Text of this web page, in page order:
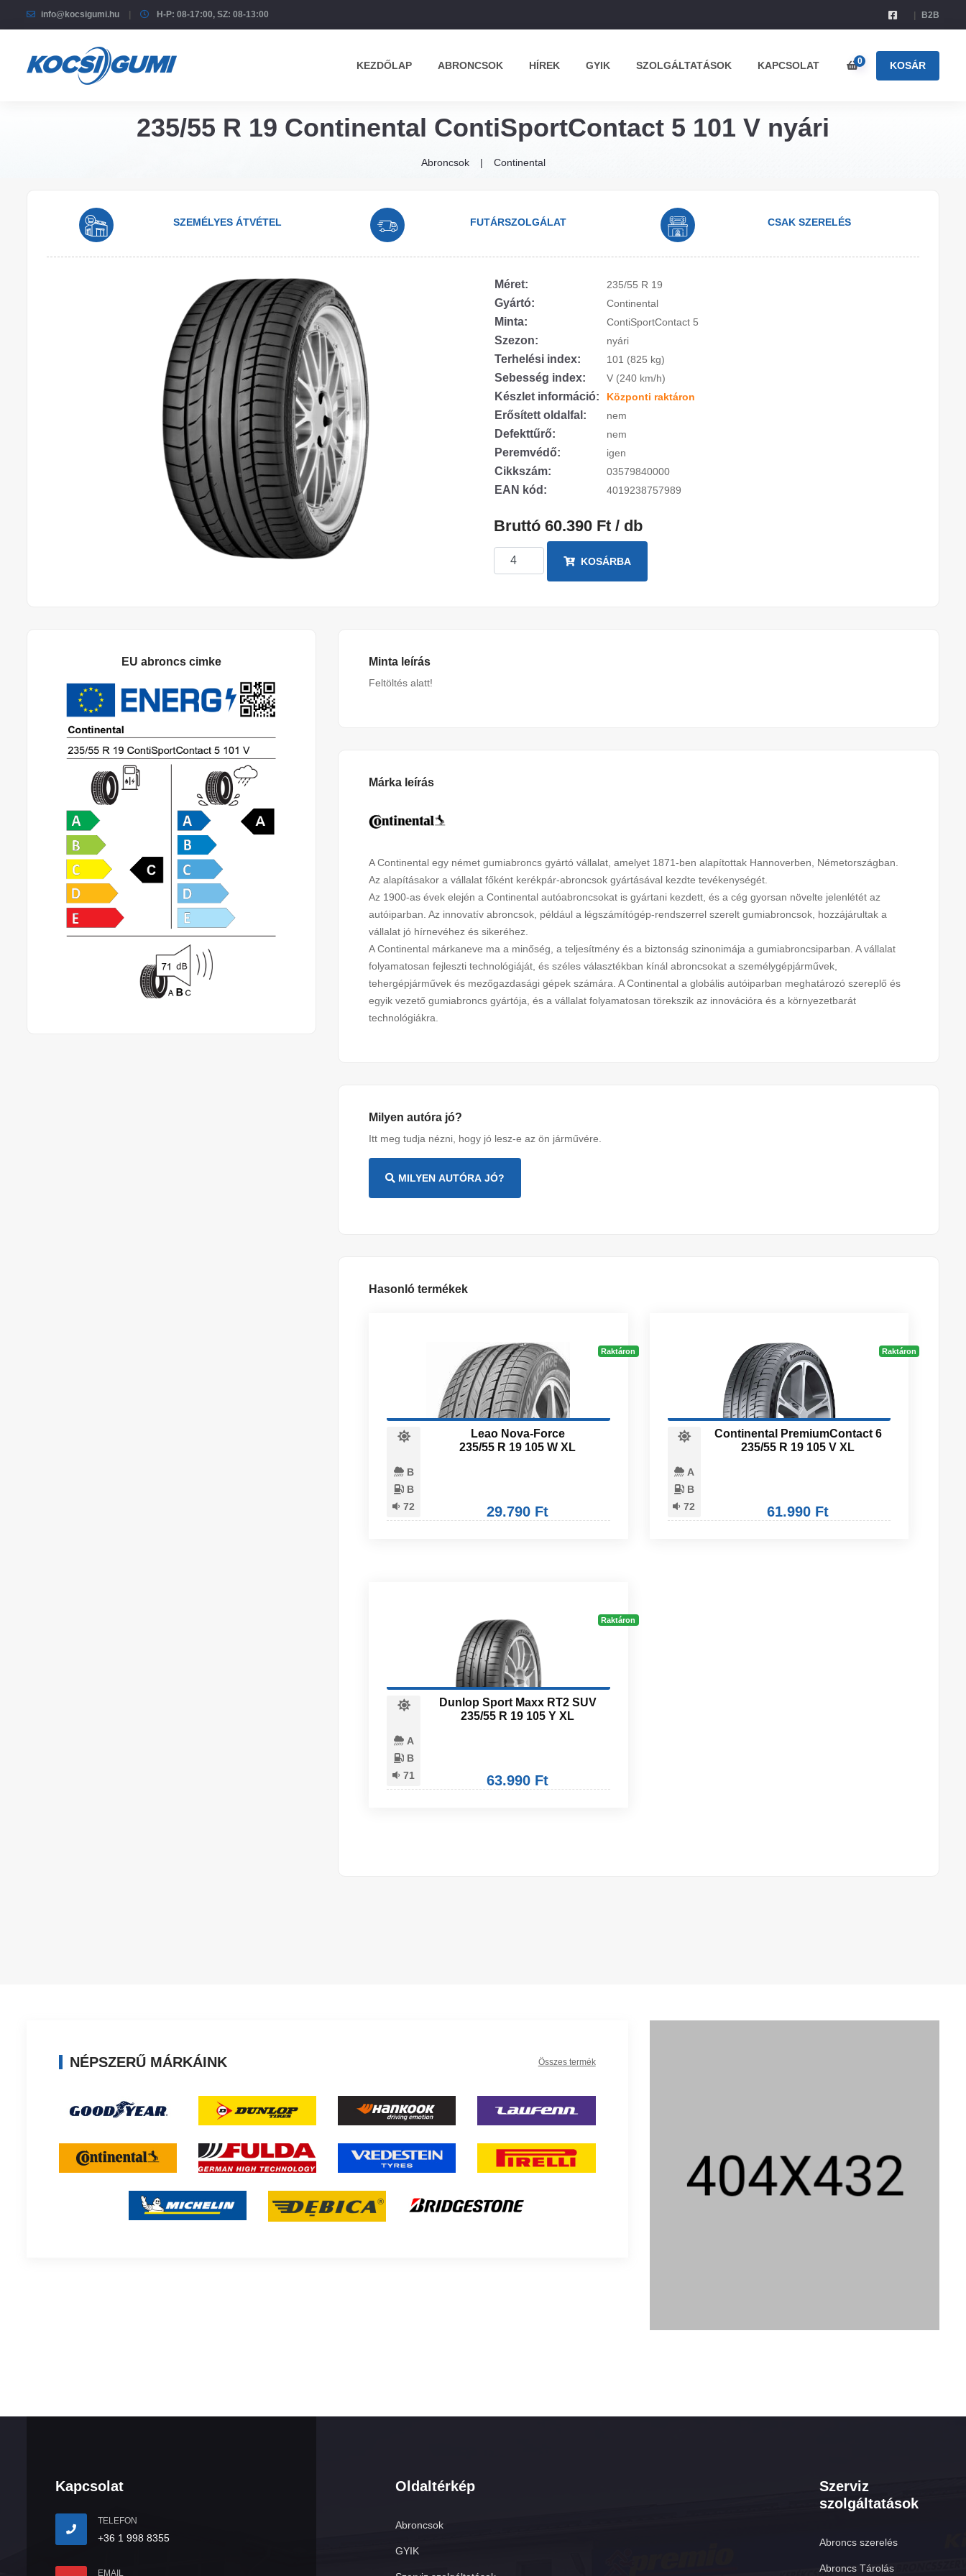
info@kocsigumi.hu H-P: 08-17:00, SZ: 08-13:00 B2B
KEZDŐLAP ABRONCSOK HÍREK GYIK SZOLGÁLTATÁSOK KAPCSOLAT 0 KOSÁR
235/55 R 19 Continental ContiSportContact 5 101 V nyári
Abroncsok Continental
SZEMÉLYES ÁTVÉTEL FUTÁRSZOLGÁLAT CSAK SZERELÉS
Méret: 235/55 R 19
Gyártó: Continental
Minta: ContiSportContact 5
Szezon: nyári
Terhelési index: 101 (825 kg)
Sebesség index: V (240 km/h)
Készlet információ: Központi raktáron
Erősített oldalfal: nem
Defekttűrő: nem
Peremvédő: igen
Cikkszám: 03579840000
EAN kód: 4019238757989
Bruttó 60.390 Ft / db
KOSÁRBA
EU abroncs cimke Minta leírás
Feltöltés alatt!
Márka leírás
A Continental egy német gumiabroncs gyártó vállalat, amelyet 1871-ben alapítottak Hannoverben, Németországban.
Az alapításakor a vállalat főként kerékpár-abroncsok gyártásával kezdte tevékenységét.
Az 1900-as évek elején a Continental autóabroncsokat is gyártani kezdett, és a cég gyorsan növelte jelenlétét az
autóiparban. Az innovatív abroncsok, például a légszámítógép-rendszerrel szerelt gumiabroncsok, hozzájárultak a
vállalat jó hírnevéhez és sikeréhez.
A Continental márkaneve ma a minőség, a teljesítmény és a biztonság szinonimája a gumiabroncsiparban. A vállalat
folyamatosan fejleszti technológiáját, és széles választékban kínál abroncsokat a személygépjárművek,
tehergépjárművek és mezőgazdasági gépek számára. A Continental a globális autóiparban meghatározó szereplő és
egyik vezető gumiabroncs gyártója, és a vállalat folyamatosan törekszik az innovációra és a környezetbarát
technológiákra.
Milyen autóra jó?
Itt meg tudja nézni, hogy jó lesz-e az ön járművére.
MILYEN AUTÓRA JÓ?
Hasonló termékek
Raktáron
B
B
72
Leao Nova-Force
235/55 R 19 105 W XL
29.790 Ft
Raktáron
A
B
72
Continental PremiumContact 6
235/55 R 19 105 V XL
61.990 Ft
Raktáron
A
B
71
Dunlop Sport Maxx RT2 SUV
235/55 R 19 105 Y XL
63.990 Ft
NÉPSZERŰ MÁRKÁINK Összes termék
Kapcsolat
TELEFON
+36 1 998 8355
EMAIL
Oldaltérkép
Abroncsok
GYIK
Szerviz
szolgáltatások
Abroncs szerelés
Abroncs Tárolás